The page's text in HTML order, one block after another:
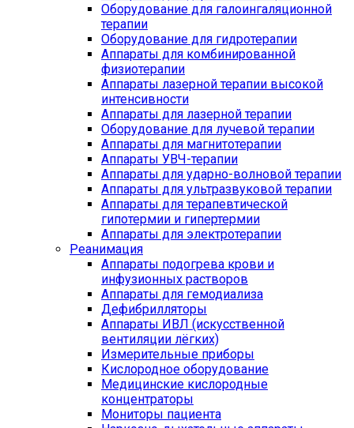
Оборудование для галоингаляционной
терапии
Оборудование для гидротерапии
Аппараты для комбинированной
физиотерапии
Аппараты лазерной терапии высокой
интенсивности
Аппараты для лазерной терапии
Оборудование для лучевой терапии
Аппараты для магнитотерапии
Аппараты УВЧ-терапии
Аппараты для ударно-волновой терапии
Аппараты для ультразвуковой терапии
Аппараты для терапевтической
гипотермии и гипертермии
Аппараты для электротерапии
Реанимация
Аппараты подогрева крови и
инфузионных растворов
Аппараты для гемодиализа
Дефибрилляторы
Аппараты ИВЛ (искусственной
вентиляции лёгких)
Измерительные приборы
Кислородное оборудование
Медицинские кислородные
концентраторы
Мониторы пациента